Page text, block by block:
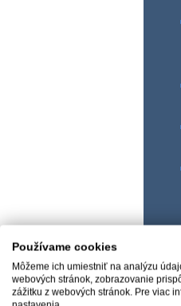
Používame cookies
Môžeme ich umiestniť na analýzu
webových stránok, zobrazovanie
zážitku z webových stránok. Pre viac